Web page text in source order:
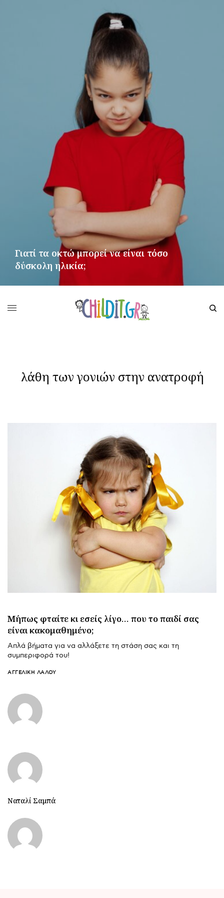
Γιατί τα οκτώ μπορεί να είναι τόσο
δύσκολη ηλικία;
λάθη των γονιών στην ανατροφή
Μήπως φταίτε κι εσείς λίγο… που το παιδί σας
είναι κακομαθημένο;
Απλά βήματα για να αλλάξετε τη στάση σας και τη
συμπεριφορά του!
ΑΓΓΕΛΙΚΉ ΛΆΛΟΥ
Ναταλί Σαμπά